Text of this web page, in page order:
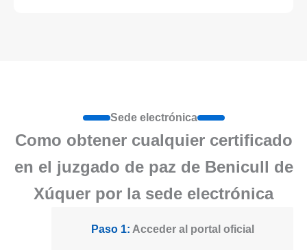
Sede electrónica
Como obtener cualquier certificado
en el juzgado de paz de Benicull de
Xúquer por la sede electrónica
Paso 1: Acceder al portal oficial